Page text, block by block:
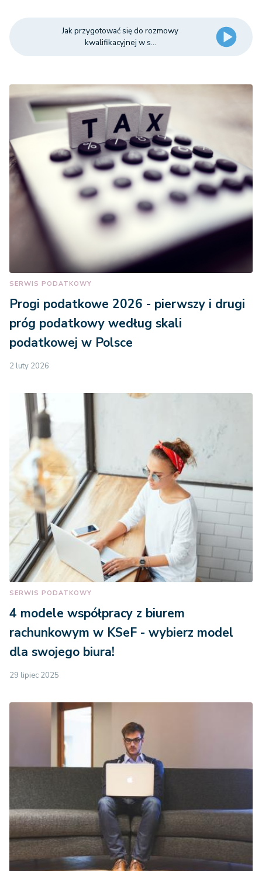
Jak przygotować się do rozmowy
kwalifikacyjnej w s...
SERWIS PODATKOWY
Progi podatkowe 2026 - pierwszy i drugi
próg podatkowy według skali
podatkowej w Polsce
2 luty 2026
SERWIS PODATKOWY
4 modele współpracy z biurem
rachunkowym w KSeF - wybierz model
dla swojego biura!
29 lipiec 2025